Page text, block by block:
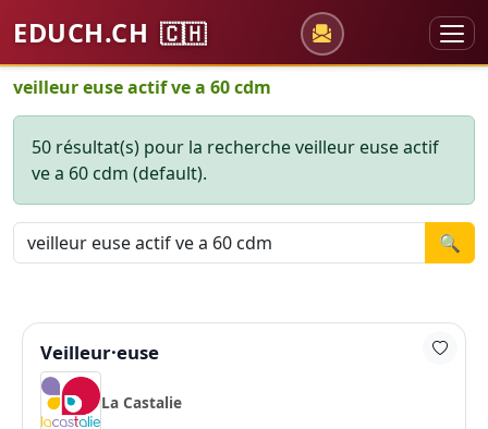
EDUCH.CH 🇨🇭
veilleur euse actif ve a 60 cdm
50 résultat(s) pour la recherche veilleur euse actif
ve a 60 cdm (default).
🔍
Veilleur·euse
La Castalie